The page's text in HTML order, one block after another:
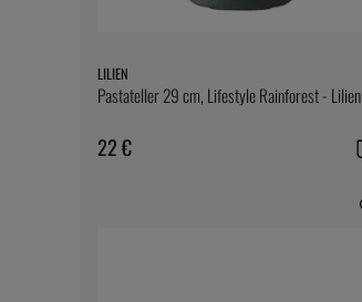
LILIEN
Pastateller 29 cm, Lifestyle Rainforest - Lilien
22 €